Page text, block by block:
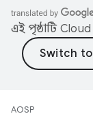
এই পৃষ্ঠাটি Cloud
AOSP